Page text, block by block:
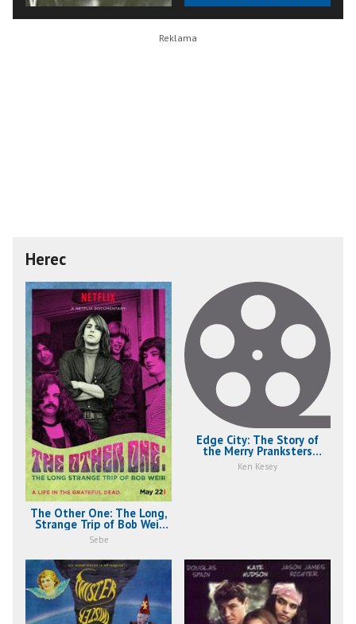
Herec
The Other One: The Long,
Strange Trip of Bob Weir
(2014)
Sebe
Edge City: The Story of
the Merry Pranksters
(2008)
Ken Kesey